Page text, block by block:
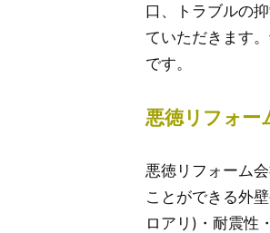
口、トラブルの
ていただきます
です。
悪徳リフォー
悪徳リフォーム
ことができる外
ロアリ)・耐震性